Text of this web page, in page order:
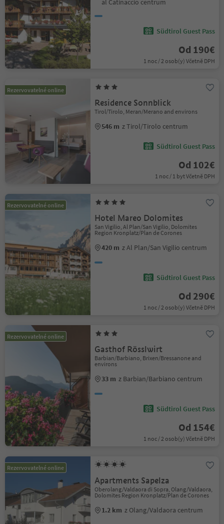
al Catinaccio centrum
Südtirol Guest Pass
Od 190€
1 noc / 2 osob(y) Včetně DPH
Rezervovatelné online
Residence Sonnblick
Tirol/Tirolo, Meran/Merano and environs
546 m z Tirol/Tirolo centrum
Südtirol Guest Pass
Od 102€
1 noc / 1 byt Včetně DPH
Rezervovatelné online
Hotel Mareo Dolomites
San Vigilio, Al Plan/San Vigilio, Dolomites
Region Kronplatz/Plan de Corones
420 m z Al Plan/San Vigilio centrum
Südtirol Guest Pass
Od 290€
1 noc / 2 osob(y) Včetně DPH
Rezervovatelné online
Gasthof Rösslwirt
Barbian/Barbiano, Brixen/Bressanone and
environs
33 m z Barbian/Barbiano centrum
Südtirol Guest Pass
Od 154€
1 noc / 2 osob(y) Včetně DPH
Rezervovatelné online
Apartments Sapelza
Oberolang/Valdaora di Sopra, Olang/Valdaora,
Dolomites Region Kronplatz/Plan de Corones
1.2 km z Olang/Valdaora centrum